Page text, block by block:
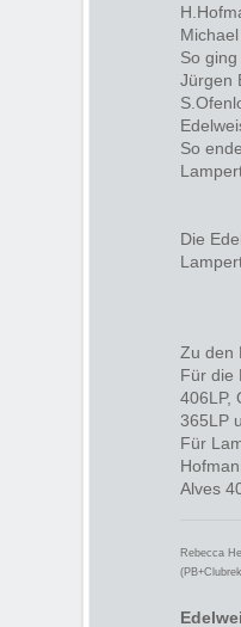
So
Jürgen
So
Die
Zu den
Für die
406LP,
365LP
Für
Alves
Rebecca